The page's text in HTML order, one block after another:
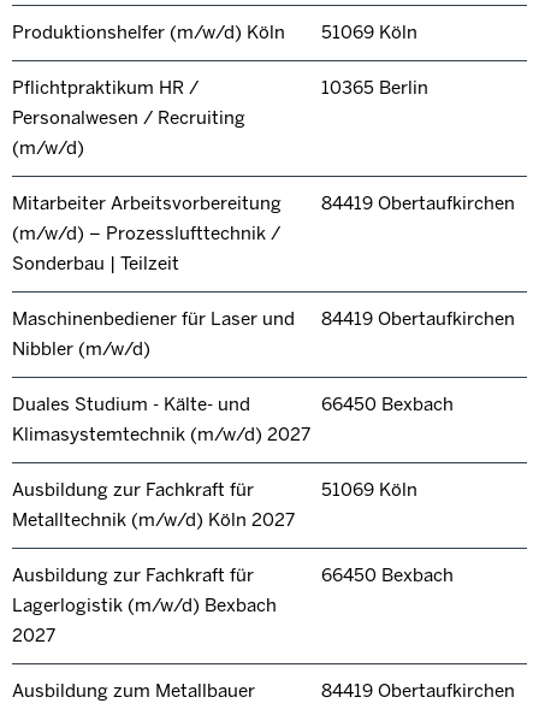
Produktionshelfer (m/w/d) Köln 51069 Köln
Pflichtpraktikum HR /
Personalwesen / Recruiting
(m/w/d)
10365 Berlin
Mitarbeiter Arbeitsvorbereitung
(m/w/d) – Prozesslufttechnik /
Sonderbau | Teilzeit
84419 Obertaufkirchen
Maschinenbediener für Laser und
Nibbler (m/w/d)
84419 Obertaufkirchen
Duales Studium - Kälte- und
Klimasystemtechnik (m/w/d) 2027
66450 Bexbach
Ausbildung zur Fachkraft für
Metalltechnik (m/w/d) Köln 2027
51069 Köln
Ausbildung zur Fachkraft für
Lagerlogistik (m/w/d) Bexbach
2027
66450 Bexbach
Ausbildung zum Metallbauer
84419 Obertaufkirchen